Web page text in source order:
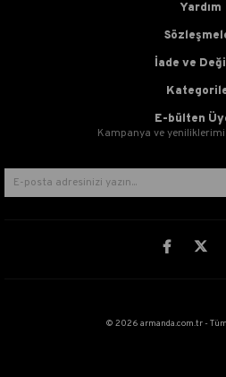
Yardım
İade ve
E-bülten
Kampanya ve
© 2026 armanda.com.tr - Tüm